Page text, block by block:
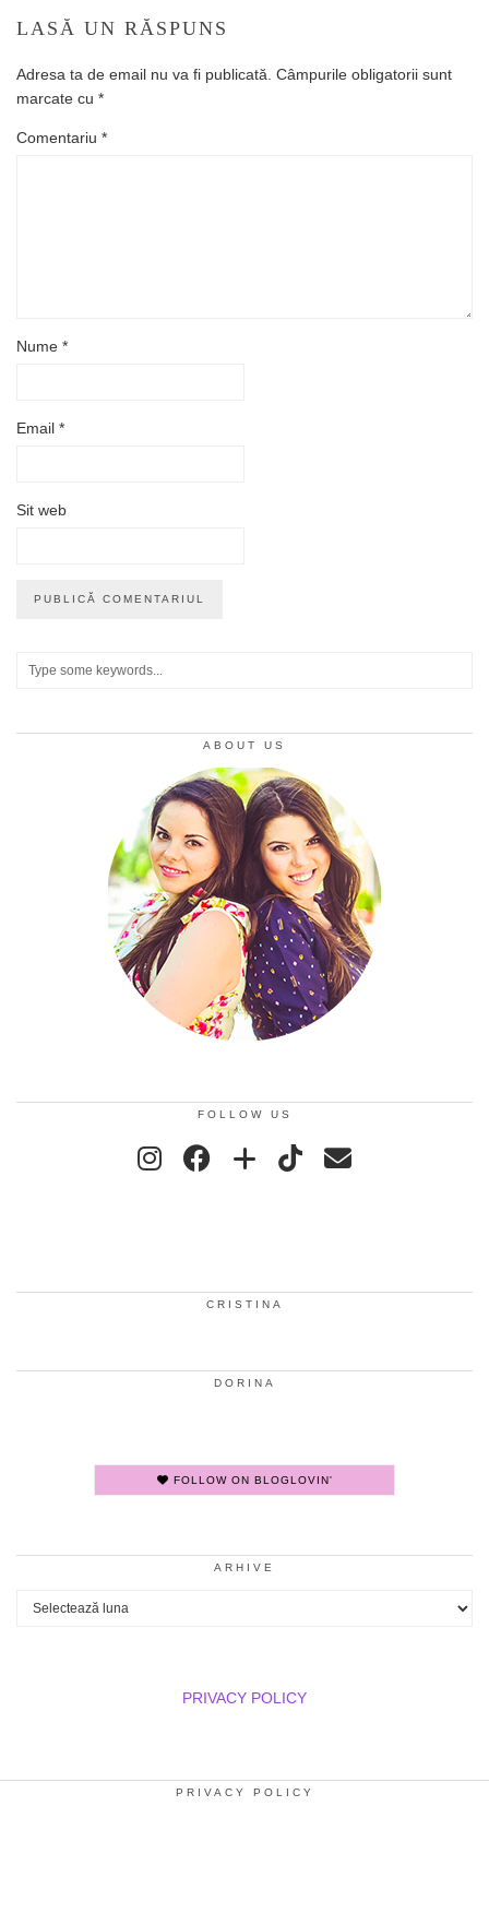
LASĂ UN RĂSPUNS
Adresa ta de email nu va fi publicată. Câmpurile obligatorii sunt
marcate cu *
Comentariu *
Nume *
Email *
Sit web
ABOUT US
FOLLOW US
CRISTINA
DORINA
FOLLOW ON BLOGLOVIN'
ARHIVE
Arhive
PRIVACY POLICY
PRIVACY POLICY